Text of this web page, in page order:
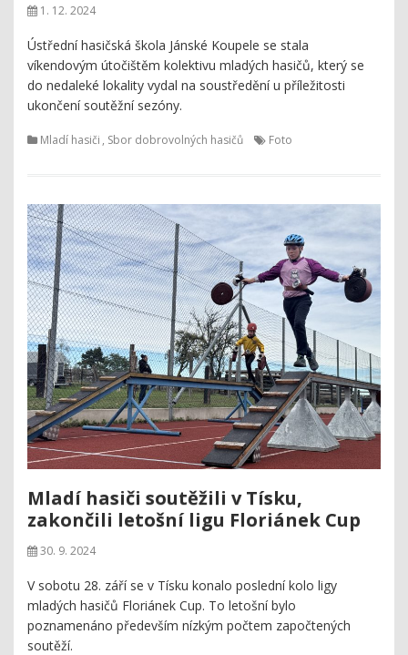
1. 12. 2024
Ústřední hasičská škola Jánské Koupele se stala
víkendovým útočištěm kolektivu mladých hasičů, který se
do nedaleké lokality vydal na soustředění u příležitosti
ukončení soutěžní sezóny.
Mladí hasiči , Sbor dobrovolných hasičů Foto
Mladí hasiči soutěžili v Tísku,
zakončili letošní ligu Floriánek Cup
30. 9. 2024
V sobotu 28. září se v Tísku konalo poslední kolo ligy
mladých hasičů Floriánek Cup. To letošní bylo
poznamenáno především nízkým počtem započtených
soutěží.